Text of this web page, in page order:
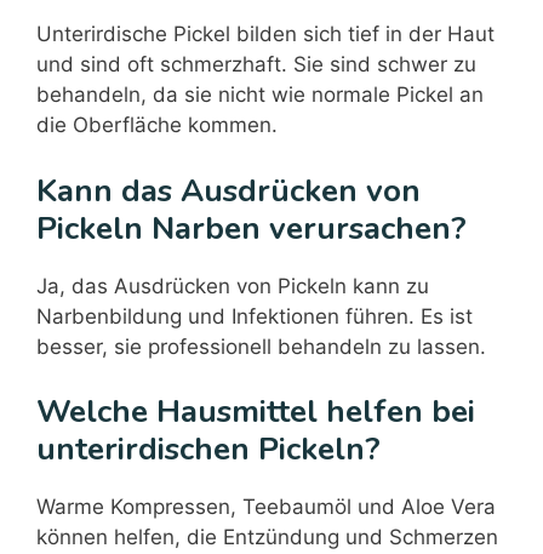
Unterirdische Pickel bilden sich tief in der Haut
und sind oft schmerzhaft. Sie sind schwer zu
behandeln, da sie nicht wie normale Pickel an
die Oberfläche kommen.
Kann das Ausdrücken von
Pickeln Narben verursachen?
Ja, das Ausdrücken von Pickeln kann zu
Narbenbildung und Infektionen führen. Es ist
besser, sie professionell behandeln zu lassen.
Welche Hausmittel helfen bei
unterirdischen Pickeln?
Warme Kompressen, Teebaumöl und Aloe Vera
können helfen, die Entzündung und Schmerzen